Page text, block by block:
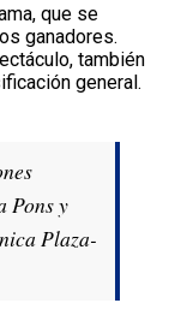
que se
ganadores.
también
general.
Pons y
Plaza-